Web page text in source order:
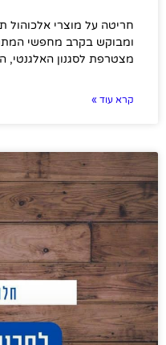
חריטה על מוצרי אלכוהול
ומבוקש בקרב מחפשי
מצטרפת לסגנון האלגנטי,
קרא עוד »